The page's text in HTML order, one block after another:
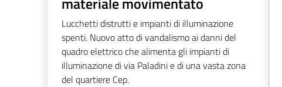
Lucchetti distrutti e impianti di illuminazione
spenti. Nuovo atto di vandalismo ai danni del
quadro elettrico che alimenta gli impianti di
illuminazione di via Paladini e di una vasta zona
del quartiere Cep.